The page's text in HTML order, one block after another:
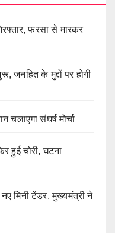
फरसा से मारकर
जनहित के मुद्दों पर होगी
चलाएगा संघर्ष मोर्चा
हुई चोरी, घटना
मिनी टेंडर, मुख्यमंत्री ने